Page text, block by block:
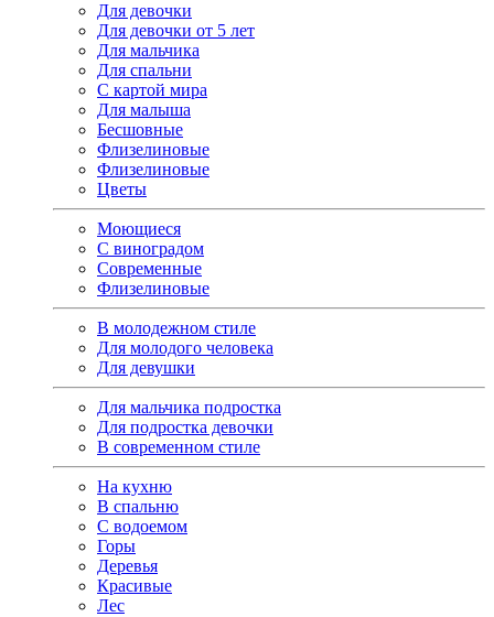
Для девочки
Для девочки от 5 лет
Для мальчика
Для спальни
С картой мира
Для малыша
Бесшовные
Флизелиновые
Флизелиновые
Цветы
Моющиеся
С виноградом
Современные
Флизелиновые
В молодежном стиле
Для молодого человека
Для девушки
Для мальчика подростка
Для подростка девочки
В современном стиле
На кухню
В спальню
С водоемом
Горы
Деревья
Красивые
Лес